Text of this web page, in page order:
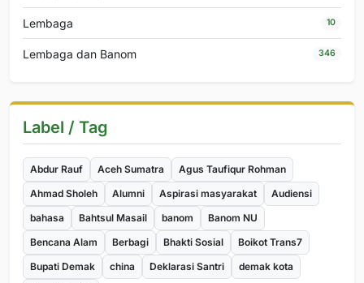
Lembaga 10
Lembaga dan Banom 346
Label / Tag
Abdur Rauf Aceh Sumatra
Agus Taufiqur Rohman
Ahmad Sholeh
Alumni Aspirasi masyarakat
Audiensi
bahasa
Bahtsul Masail banom
Banom NU
Bencana Alam
Berbagi Bhakti Sosial
Boikot Trans7
Bupati Demak
china Deklarasi Santri
demak kota